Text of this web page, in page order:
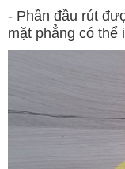
- Phần đầu rút
mặt phẳng có thể